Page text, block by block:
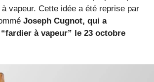
vapeur. Cette idée a été reprise par
Joseph Cugnot, qui a
à vapeur” le 23 octobre